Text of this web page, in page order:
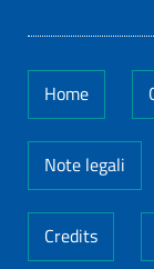
Home
Note legali
Credits